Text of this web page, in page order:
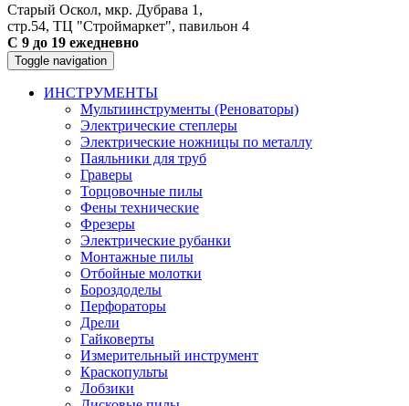
Старый Оскол, мкр. Дубрава 1,
стр.54, ТЦ "Строймаркет", павильон 4
С 9 до 19 ежедневно
Toggle navigation
ИНСТРУМЕНТЫ
Мультиинструменты (Реноваторы)
Электрические степлеры
Электрические ножницы по металлу
Паяльники для труб
Граверы
Торцовочные пилы
Фены технические
Фрезеры
Электрические рубанки
Монтажные пилы
Отбойные молотки
Бороздоделы
Перфораторы
Дрели
Гайковерты
Измерительный инструмент
Краскопульты
Лобзики